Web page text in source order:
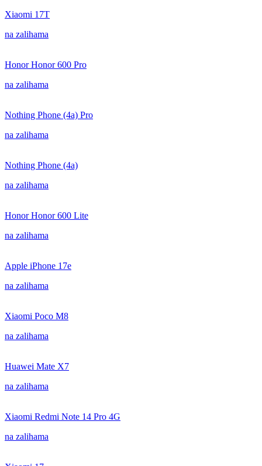
Xiaomi 17T
na zalihama
Honor Honor 600 Pro
na zalihama
Nothing Phone (4a) Pro
na zalihama
Nothing Phone (4a)
na zalihama
Honor Honor 600 Lite
na zalihama
Apple iPhone 17e
na zalihama
Xiaomi Poco M8
na zalihama
Huawei Mate X7
na zalihama
Xiaomi Redmi Note 14 Pro 4G
na zalihama